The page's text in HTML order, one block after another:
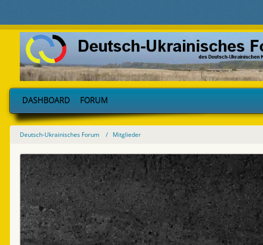
DASHBOARD FORUM
Deutsch-Ukrainisches Forum Mitglieder